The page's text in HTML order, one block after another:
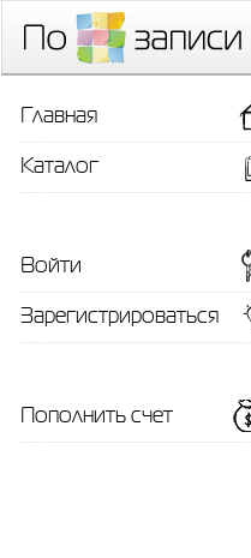
Главная
Каталог
Войти
Зарегистрироваться
Пополнить счет